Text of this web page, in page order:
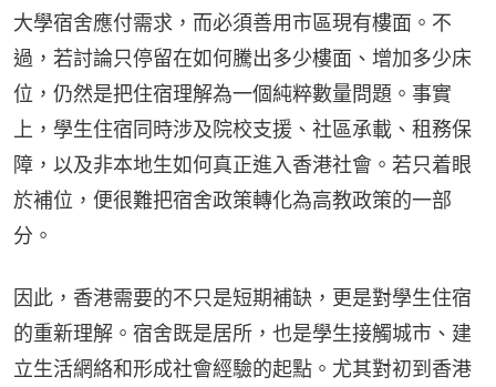
大學宿舍應付需求，而必須善用市區現有樓面。不
過，若討論只停留在如何騰出多少樓面、增加多少床
位，仍然是把住宿理解為一個純粹數量問題。事實
上，學生住宿同時涉及院校支援、社區承載、租務保
障，以及非本地生如何真正進入香港社會。若只着眼
於補位，便很難把宿舍政策轉化為高教政策的一部
分。
因此，香港需要的不只是短期補缺，更是對學生住宿
的重新理解。宿舍既是居所，也是學生接觸城市、建
立生活網絡和形成社會經驗的起點。尤其對初到香港